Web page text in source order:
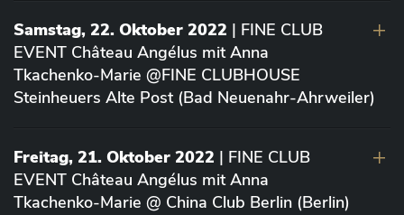
Samstag, 22. Oktober 2022 | FINE CLUB
EVENT Château Angélus mit Anna
Tkachenko-Marie @FINE CLUBHOUSE
Steinheuers Alte Post (Bad Neuenahr-Ahrweiler)
Freitag, 21. Oktober 2022 | FINE CLUB
EVENT Château Angélus mit Anna
Tkachenko-Marie @ China Club Berlin (Berlin)